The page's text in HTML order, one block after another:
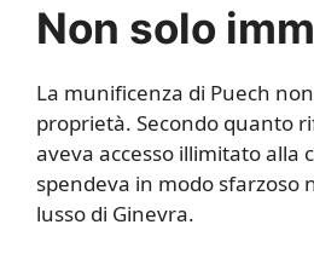
Non solo
La munificenza di Puech
proprietà. Secondo quanto
aveva accesso illimitato alla
spendeva in modo sfarzoso
lusso di Ginevra.